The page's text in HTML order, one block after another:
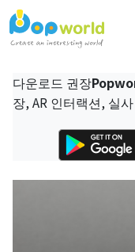
다운로드 권장
장, AR 인터랙션, 실